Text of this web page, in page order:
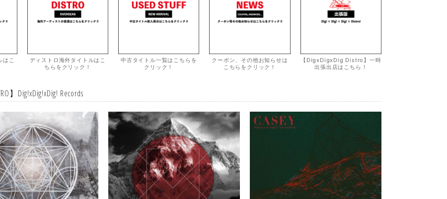
はこ
ディストロ海外タイトルはこ
ちらをクリック！
中古タイトル一覧はこちらを
クリック！
クーポン、その他お知らせは
こちらをクリック！
【DigxDigxDig Distro】一時
出張出店はこちら！
】Dig!xDig!xDig! Records